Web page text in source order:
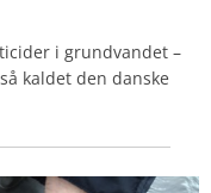
i grundvandet –
kaldet den danske